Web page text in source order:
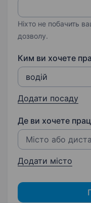
Ніхто не побачить
дозволу.
Ким ви хочете
Додати посаду
Де ви хочете
Додати місто